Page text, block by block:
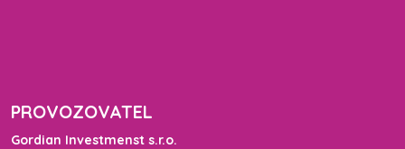
PROVOZOVATEL
Gordian Investmenst s.r.o.